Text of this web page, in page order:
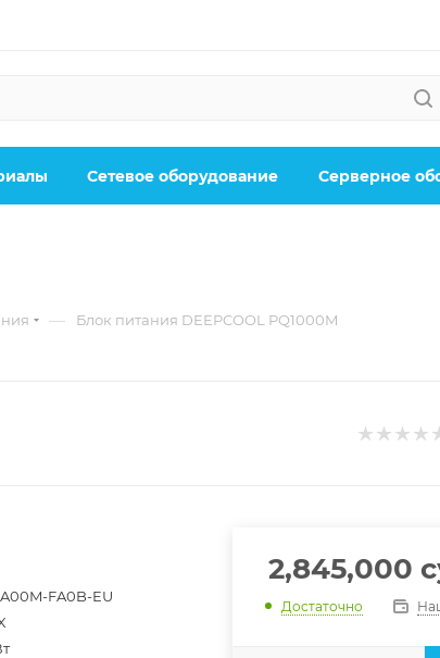
Сетевое оборудование Серверное
— Блок питания DEEPCOOL PQ1000M
FA0B-EU
2,845,000
Достаточно